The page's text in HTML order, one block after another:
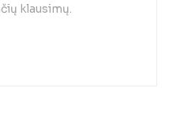
klausimų.